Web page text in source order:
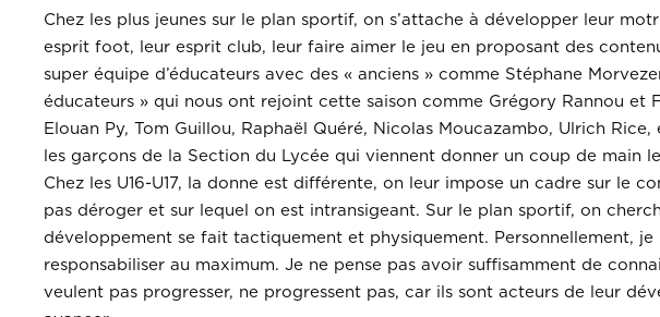
Chez les plus jeunes sur le plan sportif, on s’attache à développer leur
esprit foot, leur esprit club, leur faire aimer le jeu en proposant des
super équipe d’éducateurs avec des « anciens » comme Stéphane
éducateurs » qui nous ont rejoint cette saison comme Grégory Rannou
Elouan Py, Tom Guillou, Raphaël Quéré, Nicolas Moucazambo, Ulrich
les garçons de la Section du Lycée qui viennent donner un coup de
Chez les U16-U17, la donne est différente, on leur impose un cadre sur
pas déroger et sur lequel on est intransigeant. Sur le plan sportif, on
développement se fait tactiquement et physiquement. Personnellement,
responsabiliser au maximum. Je ne pense pas avoir suffisamment de
veulent pas progresser, ne progressent pas, car ils sont acteurs de leur